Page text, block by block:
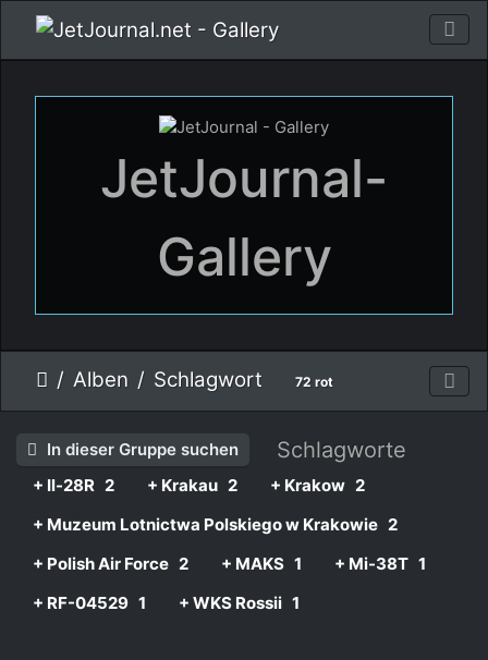
JetJournal-
Gallery
Alben Schlagwort 72 rot
In dieser Gruppe suchen Schlagworte
+ Il-28R 2 + Krakau 2 + Krakow 2
+ Muzeum Lotnictwa Polskiego w Krakowie 2
+ Polish Air Force 2 + MAKS 1 + Mi-38T 1
+ RF-04529 1 + WKS Rossii 1